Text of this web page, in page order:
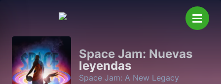
Space Jam: Nuevas
leyendas
Space Jam: A New Legacy